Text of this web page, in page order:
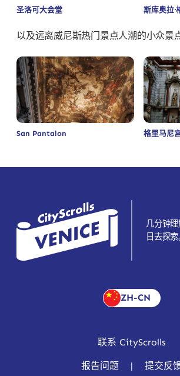
圣洛可大会堂 斯库奥拉·
以及远离威尼斯热门景点人潮的小众景
San Pantalon 格里马尼
几分钟
日去探索
ZH-CN
联系 CityScrolls
报告问题 | 提交反